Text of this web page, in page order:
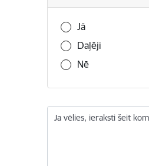
Vai šī informācija
Jā
Daļēji
Nē
Ja vēlies, ieraksti šeit